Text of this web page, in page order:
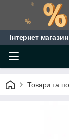
Інтернет
Товари та